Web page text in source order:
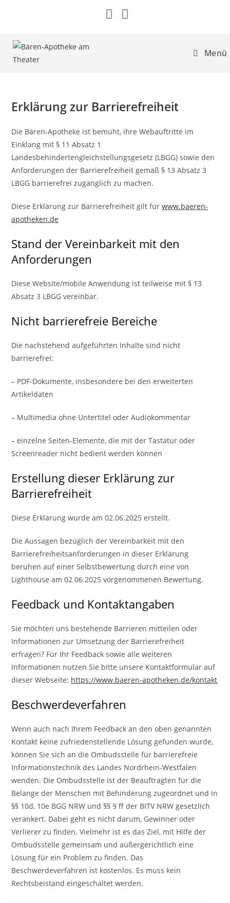
Menü
Erklärung zur Barrierefreiheit
Die Bären-Apotheke ist bemüht, ihre Webauftritte im
Einklang mit § 11 Absatz 1
Landesbehindertengleichstellungsgesetz (LBGG) sowie den
Anforderungen der Barrierefreiheit gemäß § 13 Absatz 3
LBGG barrierefrei zugänglich zu machen.
Diese Erklärung zur Barrierefreiheit gilt fürwww.baeren-
apotheken.de
Stand der Vereinbarkeit mit den
Anforderungen
Diese Website/mobile Anwendung ist teilweise mit § 13
Absatz 3 LBGG vereinbar.
Nicht barrierefreie Bereiche
Die nachstehend aufgeführten Inhalte sind nicht
barrierefrei:
– PDF-Dokumente, insbesondere bei den erweiterten
Artikeldaten
– Multimedia ohne Untertitel oder Audiokommentar
– einzelne Seiten-Elemente, die mit der Tastatur oder
Screenreader nicht bedient werden können
Erstellung dieser Erklärung zur
Barrierefreiheit
Diese Erklärung wurde am 02.06.2025 erstellt.
Die Aussagen bezüglich der Vereinbarkeit mit den
Barrierefreiheitsanforderungen in dieser Erklärung
beruhen auf einer Selbstbewertung durch eine von
Lighthouse am 02.06.2025 vorgenommenen Bewertung.
Feedback und Kontaktangaben
Sie möchten uns bestehende Barrieren mitteilen oder
Informationen zur Umsetzung der Barrierefreiheit
erfragen? Für Ihr Feedback sowie alle weiteren
Informationen nutzen Sie bitte unsere Kontaktformular auf
dieser Webseite: https://www.baeren-apotheken.de/kontakt
Beschwerdeverfahren
Wenn auch nach Ihrem Feedback an den oben genannten
Kontakt keine zufriedenstellende Lösung gefunden wurde,
können Sie sich an die Ombudsstelle für barrierefreie
Informationstechnik des Landes Nordrhein-Westfalen
wenden. Die Ombudsstelle ist der Beauftragten für die
Belange der Menschen mit Behinderung zugeordnet und in
§§ 10d, 10e BGG NRW und §§ 9 ff der BITV NRW gesetzlich
verankert. Dabei geht es nicht darum, Gewinner oder
Verlierer zu finden. Vielmehr ist es das Ziel, mit Hilfe der
Ombudsstelle gemeinsam und außergerichtlich eine
Lösung für ein Problem zu finden. Das
Beschwerdeverfahren ist kostenlos. Es muss kein
Rechtsbeistand eingeschaltet werden.